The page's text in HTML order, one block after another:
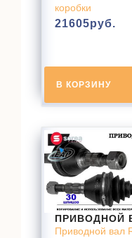
коробки
21605руб.
В КОРЗИНУ
ПРИВОДНОЙ
Приводной вал